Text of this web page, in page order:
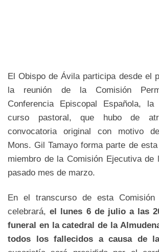
El Obispo de Ávila participa desde el
la reunión de la Comisión
Conferencia Episcopal Española,
curso pastoral, que hubo de
convocatoria original con motivo
Mons. Gil Tamayo forma parte de
miembro de la Comisión Ejecutiva de
pasado mes de marzo.
En el transcurso de esta Comisión
celebrará,el lunes 6 de julio a las
funeral en la catedral de la
todos los fallecidos a causa de